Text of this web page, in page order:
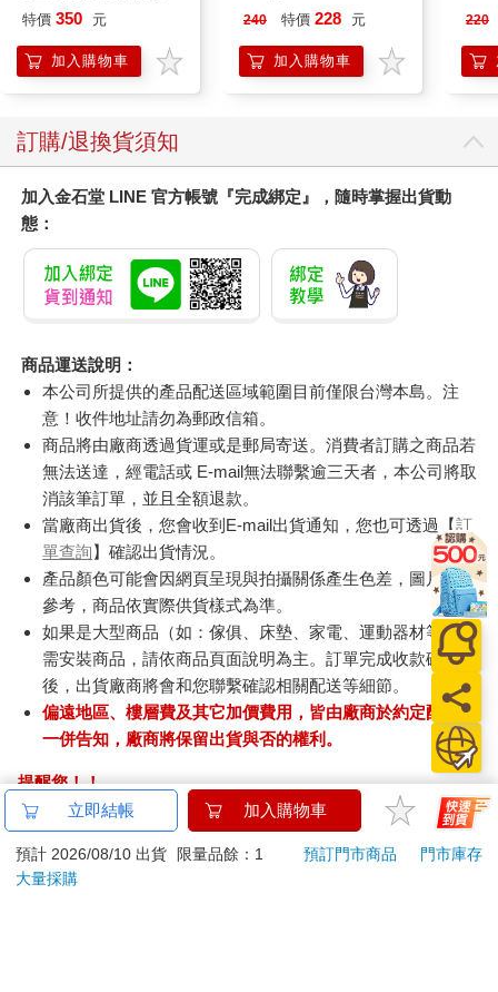
樂部 Bloom Garden
特價 350 元
加入購物車
240 特價 228 元
加入購物車
220
訂購/退換貨須知
加入金石堂 LINE 官方帳號『完成綁定』，隨時掌握出貨動
態：
商品運送說明：
本公司所提供的產品配送區域範圍目前僅限台灣本島。注
意！收件地址請勿為郵政信箱。
商品將由廠商透過貨運或是郵局寄送。消費者訂購之商品若
無法送達，經電話或 E-mail無法聯繫逾三天者，本公司將取
消該筆訂單，並且全額退款。
當廠商出貨後，您會收到E-mail出貨通知，您也可透過【訂
單查詢】確認出貨情況。
產品顏色可能會因網頁呈現與拍攝關係產生色差，圖片僅供
參考，商品依實際供貨樣式為準。
如果是大型商品（如：傢俱、床墊、家電、運動器材等）及
需安裝商品，請依商品頁面說明為主。訂單完成收款確認
後，出貨廠商將會和您聯繫確認相關配送等細節。
偏遠地區、樓層費及其它加價費用，皆由廠商於約定配送時
一併告知，廠商將保留出貨與否的權利。
提醒您！！
金石堂及銀行均不會請您操作ATM! 如接獲電話要求您前往
ATM提款機，請不要聽從指示，以免受騙上當！
退換貨須知：
立即結帳 加入購物車
預計 2026/08/10 出貨 限量品餘：1 預訂門市商品
門市庫存
大量採購